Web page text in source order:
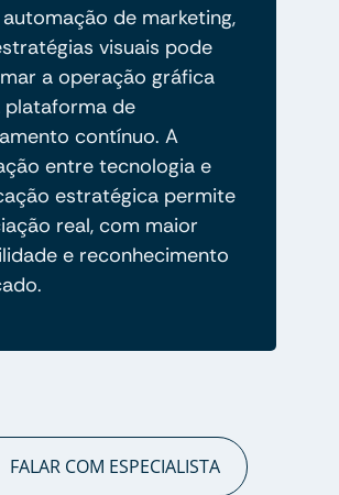
de marketing,
visuais pode
a operação gráfica
plataforma de
contínuo. A
entre tecnologia e
estratégica permite
real, com maior
e reconhecimento
FALAR COM ESPECIALISTA